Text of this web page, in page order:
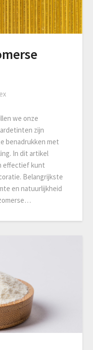
we onze
zijn
benadrukken met
In dit artikel
effectief kunt
Belangrijkste
en natuurlijkheid